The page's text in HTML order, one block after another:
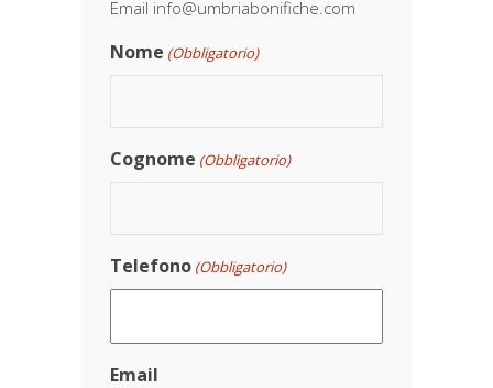
Email info@umbriabonifiche.com
Nome (Obbligatorio)
Cognome (Obbligatorio)
Telefono (Obbligatorio)
Email